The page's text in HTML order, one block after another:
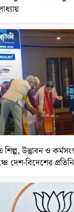
উদ্ভাবন ও
দেশ-বিদেশের